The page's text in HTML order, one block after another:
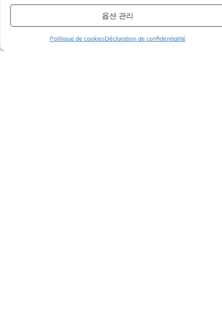
옵션 관리
Politique de cookiesDéclaration de confidentialité